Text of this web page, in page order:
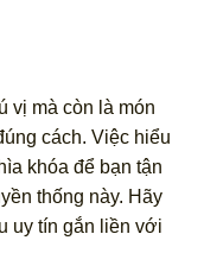
vị mà còn là món
cách. Việc hiểu
khóa để bạn tận
thống này. Hãy
uy tín gắn liền với